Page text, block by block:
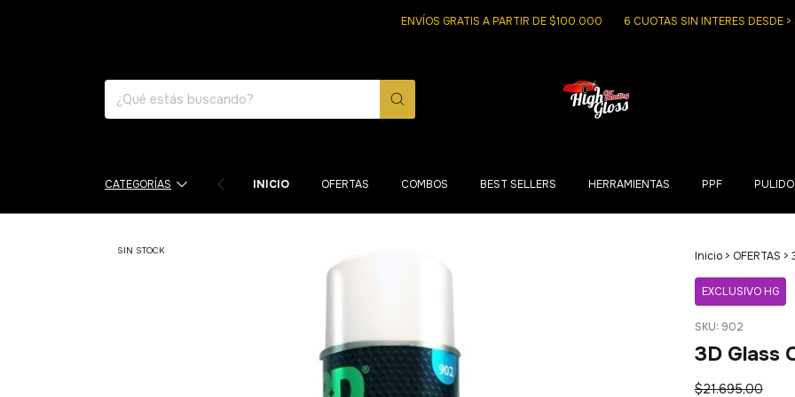
ENVÍOS GRATIS A PARTIR DE $100.000 6 CUOTAS SIN INTERES DESDE >
CATEGORÍAS INICIO OFERTAS COMBOS BEST SELLERS HERRAMIENTAS PPF PULIDO
SIN STOCK Inicio > OFERTAS >
EXCLUSIVO HG
SKU: 902
3D Glass
$21.695,00